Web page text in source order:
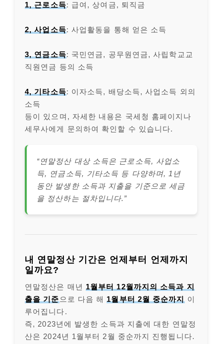
1, 근로소득: 급여, 상여금, 퇴직금
2, 사업소득: 사업활동을 통해 얻은 소득
3, 연금소득: 국민연금, 공무원연금, 사립학교교
직원연금 등의 소득
4, 기타소득: 이자소득, 배당소득, 사업소득 외의
소득
등이 있으며, 자세한 내용은 국세청 홈페이지나
세무사에게 문의하여 확인할 수 있습니다.
“연말정산 대상 소득은 근로소득, 사업소
득, 연금소득, 기타소득 등 다양하며, 1년
동안 발생한 소득과 지출을 기준으로 세금
을 정산하는 절차입니다.”
내 연말정산 기간은 언제부터 언제까지
일까요?
연말정산은 매년 1월부터 12월까지의 소득과 지
출을 기준 으로 다음 해 1월부터 2월 중순까지 이
루어집니다.
즉, 2023년에 발생한 소득과 지출에 대한 연말정
산은 2024년 1월부터 2월 중순까지 진행됩니다.